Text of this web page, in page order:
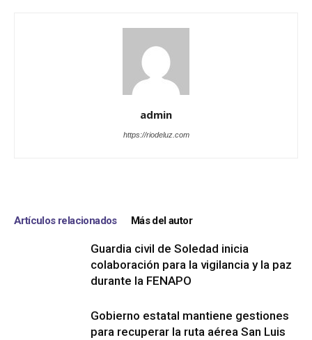
admin
https://riodeluz.com
Artículos relacionados Más del autor
Guardia civil de Soledad inicia
colaboración para la vigilancia y la paz
durante la FENAPO
Gobierno estatal mantiene gestiones
para recuperar la ruta aérea San Luis